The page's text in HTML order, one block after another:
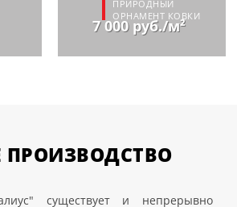
ПРИРОДНЫЙ
ОРНАМЕНТ КОВКИ
7 000 руб./м²
ПРОИЗВОДСТВО
существует и непрерывно